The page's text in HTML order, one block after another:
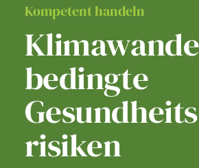
Kompetent handeln
bedingte
risiken